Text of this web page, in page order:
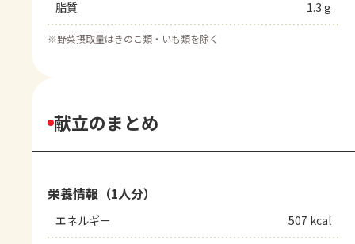
脂質 1.3 g
※野菜摂取量はきのこ類・いも類を除く
献立のまとめ
栄養情報（1人分）
エネルギー 507 kcal